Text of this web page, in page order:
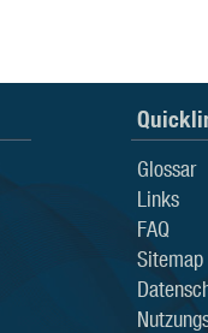
Glossar
Links
FAQ
Sitemap